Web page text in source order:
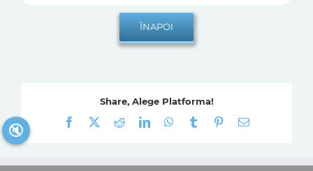
Share, Alege Platforma!
Facebook
RedditLinkedInWhatsApp
Tumblr Pinterest
E-
🔇